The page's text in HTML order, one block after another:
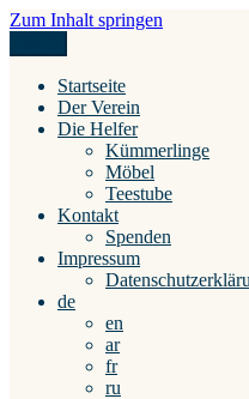
Zum Inhalt springen
Menschen helfen e.V. Kierspe
Startseite
Der Verein
Die Helfer
Kümmerlinge
Möbel
Teestube
Kontakt
Spenden
Impressum
de
en
ar
fr
ru